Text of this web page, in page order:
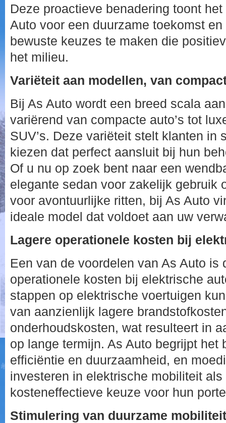
Deze proactieve benadering toont
Auto voor een duurzame toekomst
bewuste keuzes te maken die
het milieu.
Variëteit aan modellen, van
Bij As Auto wordt een breed scala
variërend van compacte auto’s tot
SUV’s. Deze variëteit stelt klanten in
kiezen dat perfect aansluit bij hun
Of u nu op zoek bent naar een
elegante sedan voor zakelijk gebruik
voor avontuurlijke ritten, bij As Auto
ideale model dat voldoet aan uw
Lagere operationele kosten bij
Een van de voordelen van As Auto is
operationele kosten bij elektrische
stappen op elektrische voertuigen
van aanzienlijk lagere
onderhoudskosten, wat resulteert in
op lange termijn. As Auto begrijpt het
efficiëntie en duurzaamheid, en
investeren in elektrische mobiliteit
kosteneffectieve keuze voor hun
Stimulering van duurzame